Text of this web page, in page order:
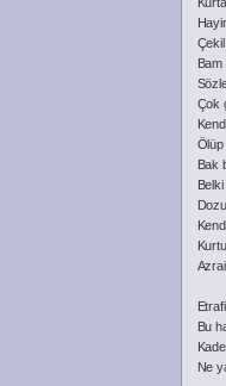
Bam
Çok
Ölüp
Bak
Bu
Ne